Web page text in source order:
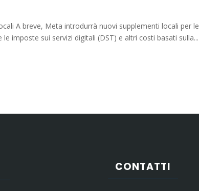
A breve, Meta introdurrà nuovi supplementi locali per le
imposte sui servizi digitali (DST) e altri costi basati sulla...
CONTATTI